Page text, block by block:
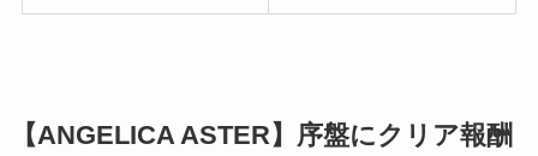
【ANGELICA ASTER】序盤にクリア報酬